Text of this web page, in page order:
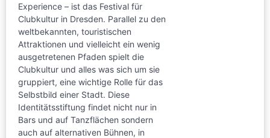
Experience – ist das Festival für
Clubkultur in Dresden. Parallel zu den
weltbekannten, touristischen
Attraktionen und vielleicht ein wenig
ausgetretenen Pfaden spielt die
Clubkultur und alles was sich um sie
gruppiert, eine wichtige Rolle für das
Selbstbild einer Stadt. Diese
Identitätsstiftung findet nicht nur in
Bars und auf Tanzflächen sondern
auch auf alternativen Bühnen, in